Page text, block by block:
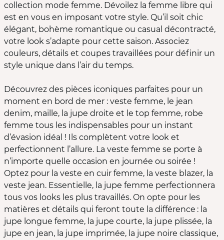
collection mode femme. Dévoilez la femme libre qui
est en vous en imposant votre style. Qu’il soit chic
élégant, bohème romantique ou casual décontracté,
votre look s’adapte pour cette saison. Associez
couleurs, détails et coupes travaillées pour définir un
style unique dans l’air du temps.
Découvrez des pièces iconiques parfaites pour un
moment en bord de mer : veste femme, le jean
denim, maille, la jupe droite et le top femme, robe
femme tous les indispensables pour un instant
d’évasion idéal ! Ils complètent votre look et
perfectionnent l’allure. La veste femme se porte à
n’importe quelle occasion en journée ou soirée !
Optez pour la veste en cuir femme, la veste blazer, la
veste jean. Essentielle, la jupe femme perfectionnera
tous vos looks les plus travaillés. On opte pour les
matières et détails qui feront toute la différence : la
jupe longue femme, la jupe courte, la jupe plissée, la
jupe en jean, la jupe imprimée, la jupe noire classique,